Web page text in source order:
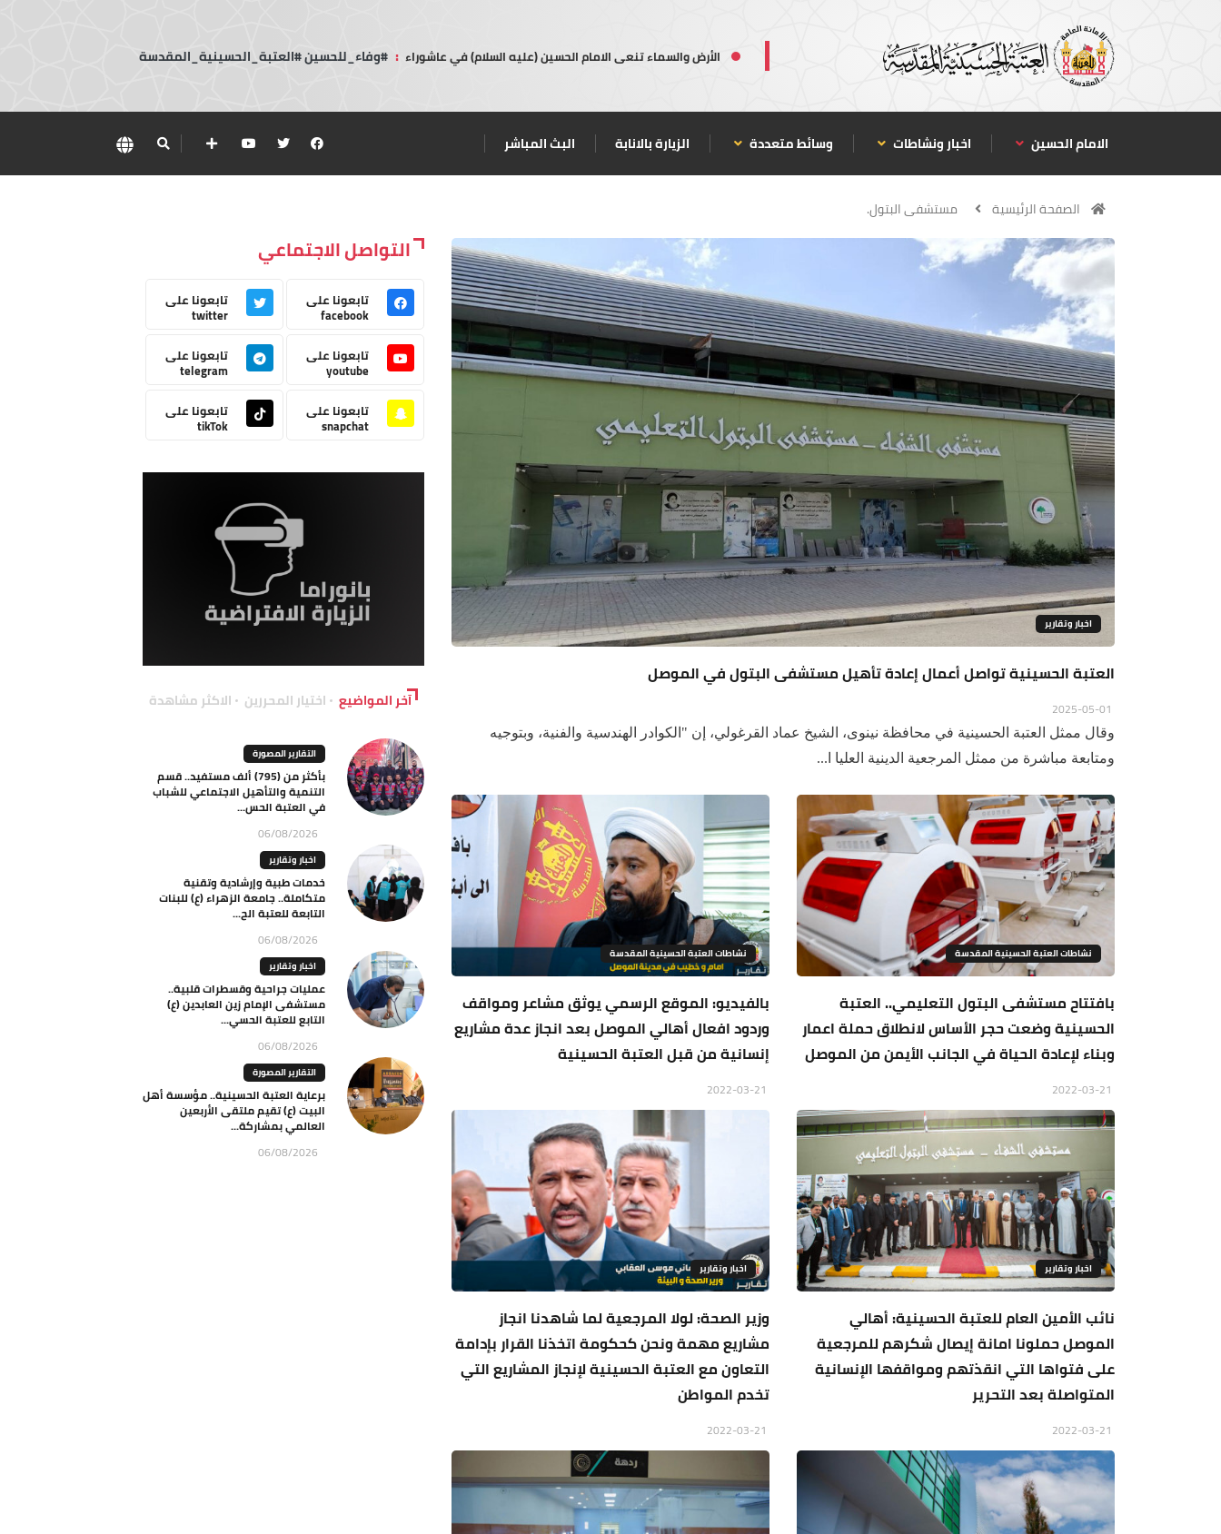
الأرض والسماء تنعى الامام الحسين (عليه السلام) في عاشوراء : #وفاء_للحسين #العتبة_الحسينية_المقدسة
الامام الحسين اخبار ونشاطات وسائط متعددة الزيارة بالانابة البث المباشر
الصفحة الرئيسية مستشفى البتول.
اخبار وتقارير
العتبة الحسينية تواصل أعمال إعادة تأهيل مستشفى البتول في الموصل
وقال ممثل العتبة الحسينية في محافظة نينوى، الشيخ عماد القرغولي، إن "الكوادر الهندسية والفنية، وبتوجيه
ومتابعة مباشرة من ممثل المرجعية الدينية العليا ا...
نشاطات العتبة الحسينية المقدسة
بافتتاح مستشفى البتول التعليمي.. العتبة
الحسينية وضعت حجر الأساس لانطلاق حملة اعمار
وبناء لإعادة الحياة في الجانب الأيمن من الموصل
نشاطات العتبة الحسينية المقدسة
بالفيديو: الموقع الرسمي يوثق مشاعر ومواقف
وردود افعال أهالي الموصل بعد انجاز عدة مشاريع
إنسانية من قبل العتبة الحسينية
اخبار وتقارير
نائب الأمين العام للعتبة الحسينية: أهالي
الموصل حملونا امانة إيصال شكرهم للمرجعية
على فتواها التي انقذتهم ومواقفها الإنسانية
المتواصلة بعد التحرير
اخبار وتقارير
وزير الصحة: لولا المرجعية لما شاهدنا انجاز
مشاريع مهمة ونحن كحكومة اتخذنا القرار بإدامة
التعاون مع العتبة الحسينية لإنجاز المشاريع التي
تخدم المواطن
التواصل الاجتماعي
تابعونا على
facebook
تابعونا على
twitter
تابعونا على
youtube
تابعونا على
telegram
تابعونا على
snapchat
تابعونا على
tikTok
آخر المواضيع اختيار المحررين الاكثر مشاهدة
التقارير المصورة
بأكثر من (795) ألف مستفيد.. قسم
التنمية والتأهيل الاجتماعي للشباب
في العتبة الحس...
06/08/2026
اخبار وتقارير
خدمات طبية وإرشادية وتقنية
متكاملة.. جامعة الزهراء (ع) للبنات
التابعة للعتبة الح...
06/08/2026
اخبار وتقارير
عمليات جراحية وقسطرات قلبية..
مستشفى الإمام زين العابدين (ع)
التابع للعتبة الحسي...
06/08/2026
التقارير المصورة
برعاية العتبة الحسينية.. مؤسسة أهل
البيت (ع) تقيم ملتقى الأربعين
العالمي بمشاركة...
06/08/2026